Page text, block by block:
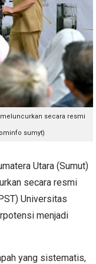
secara resmi
sumyt)
Utara (Sumut)
secara resmi
Universitas
menjadi
yang sistematis,